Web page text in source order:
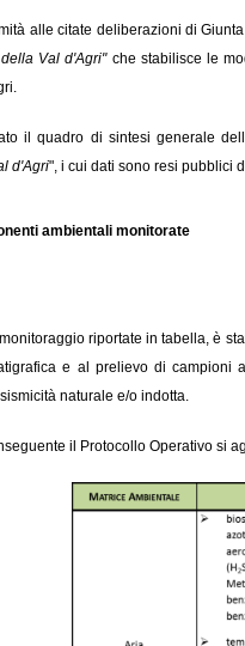
alle citate deliberazioni di
Val d'Agri" che stabilisce le
il quadro di sintesi generale
d'Agri", i cui dati sono resi pubblici
ambientali monitorate
riportate in tabella, è
e al prelievo di campioni
naturale e/o indotta.
il Protocollo Operativo si